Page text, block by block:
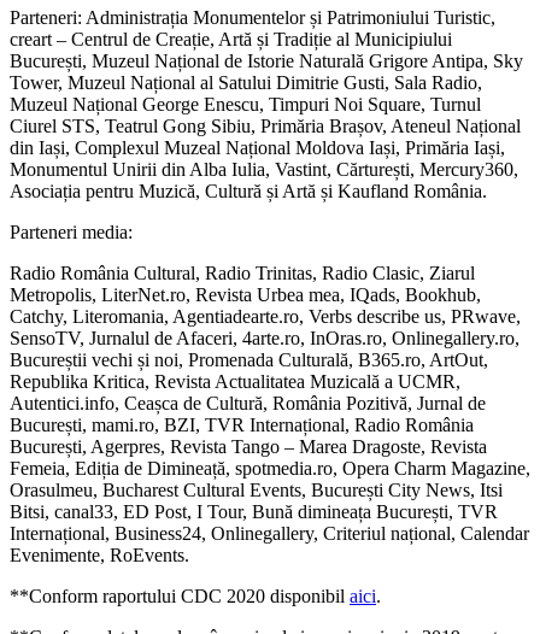
Parteneri: Administrația Monumentelor și Patrimoniului Turistic,
creart – Centrul de Creație, Artă și Tradiție al Municipiului
București, Muzeul Național de Istorie Naturală Grigore Antipa, Sky
Tower, Muzeul Național al Satului Dimitrie Gusti, Sala Radio,
Muzeul Național George Enescu, Timpuri Noi Square, Turnul
Ciurel STS, Teatrul Gong Sibiu, Primăria Brașov, Ateneul Național
din Iași, Complexul Muzeal Național Moldova Iași, Primăria Iași,
Monumentul Unirii din Alba Iulia, Vastint, Cărturești, Mercury360,
Asociația pentru Muzică, Cultură și Artă și Kaufland România.
Parteneri media:
Radio România Cultural, Radio Trinitas, Radio Clasic, Ziarul
Metropolis, LiterNet.ro, Revista Urbea mea, IQads, Bookhub,
Catchy, Literomania, Agentiadearte.ro, Verbs describe us, PRwave,
SensoTV, Jurnalul de Afaceri, 4arte.ro, InOras.ro, Onlinegallery.ro,
Bucureștii vechi și noi, Promenada Culturală, B365.ro, ArtOut,
Republika Kritica, Revista Actualitatea Muzicală a UCMR,
Autentici.info, Ceașca de Cultură, România Pozitivă, Jurnal de
București, mami.ro, BZI, TVR Internațional, Radio România
București, Agerpres, Revista Tango – Marea Dragoste, Revista
Femeia, Ediția de Dimineață, spotmedia.ro, Opera Charm Magazine,
Orasulmeu, Bucharest Cultural Events, București City News, Itsi
Bitsi, canal33, ED Post, I Tour, Bună dimineața București, TVR
Internațional, Business24, Onlinegallery, Criteriul național, Calendar
Evenimente, RoEvents.
**Conform raportului CDC 2020 disponibil aici.